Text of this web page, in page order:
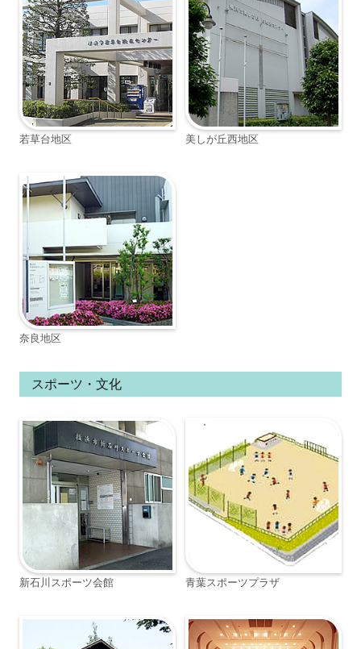
若草台地区 美しが丘西地区
奈良地区
スポーツ・文化
新石川スポーツ会館 青葉スポーツプラザ